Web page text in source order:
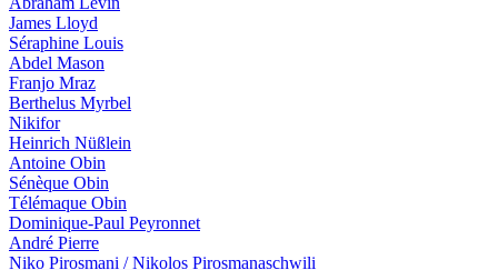
James Lloyd
Séraphine Louis
Abdel Mason
Franjo Mraz
Berthelus Myrbel
Nikifor
Heinrich Nüßlein
Antoine Obin
Sénèque Obin
Télémaque Obin
Dominique-Paul Peyronnet
André Pierre
Niko Pirosmani / Nikolos Pirosmanaschwili